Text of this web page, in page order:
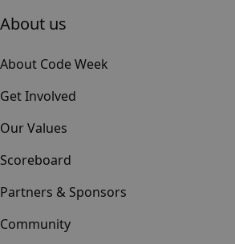
About us
About Code Week
Get Involved
Our Values
Scoreboard
Partners & Sponsors
Community